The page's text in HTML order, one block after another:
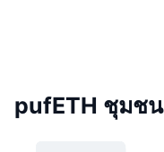
pufETH ชุมชน